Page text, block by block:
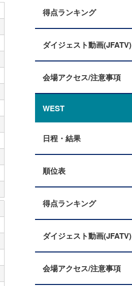
得点ランキング
ダイジェスト動画(JFATV)
会場アクセス/注意事項
WEST
日程・結果
順位表
得点ランキング
ダイジェスト動画(JFATV)
会場アクセス/注意事項